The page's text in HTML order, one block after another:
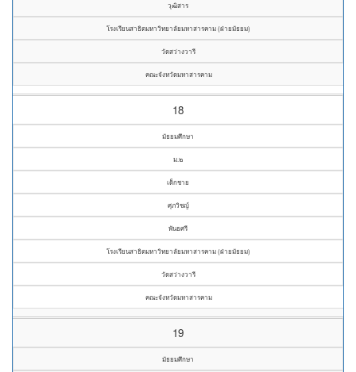
วุฒิสาร
โรงเรียนสาธิตมหาวิทยาลัยมหาสารคาม (ฝ่ายมัธยม)
วัดสว่างวารี
คณะจังหวัดมหาสารคาม
18
มัธยมศึกษา
ม.๒
เด็กชาย
ศุภวิชญ์
พันธศรี
โรงเรียนสาธิตมหาวิทยาลัยมหาสารคาม (ฝ่ายมัธยม)
วัดสว่างวารี
คณะจังหวัดมหาสารคาม
19
มัธยมศึกษา